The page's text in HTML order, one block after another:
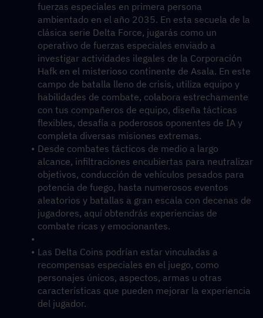
fuerzas especiales en primera persona
ambientado en el año 2035. En esta secuela de la
clásica serie Delta Force, jugarás como un
operativo de fuerzas especiales enviado a
investigar actividades ilegales de la Corporación
Hafk en el misterioso continente de Asala. En este
campo de batalla lleno de crisis, utiliza equipo y
habilidades de combate, colabora estrechamente
con tus compañeros de equipo, diseña tácticas
flexibles, desafía a poderosos oponentes de IA y
completa diversas misiones extremas.
Desde combates tácticos de medio a largo
alcance, infiltraciones encubiertas para neutralizar
objetivos, conducción de vehículos pesados para
potencia de fuego, hasta numerosos eventos
aleatorios y batallas a gran escala con decenas de
jugadores, aquí obtendrás experiencias de
combate ricas y emocionantes.
Las Delta Coins podrían estar vinculadas a
recompensas especiales en el juego, como
personajes únicos, aspectos, armas u otras
características que pueden mejorar la experiencia
del jugador.